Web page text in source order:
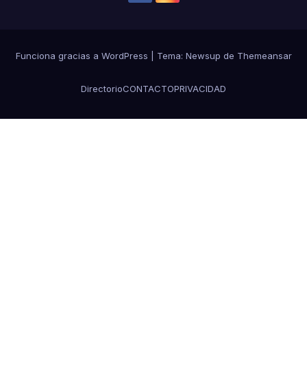
Funciona gracias a WordPress Tema: Newsup de Themeansar
DirectorioCONTACTOPRIVACIDAD